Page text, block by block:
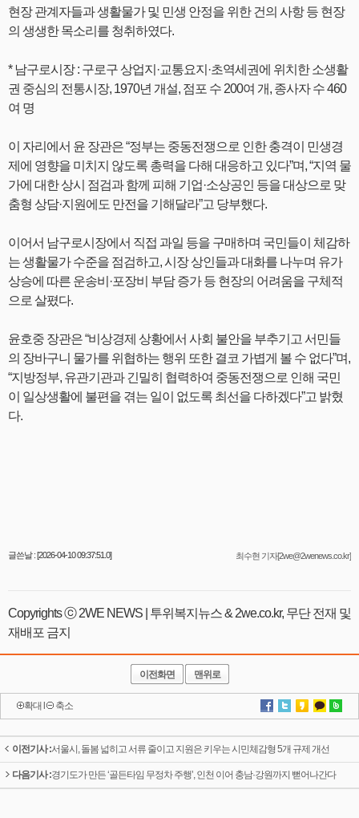
현장 관계자들과 생활물가 및 민생 안정을 위한 건의 사항 등 현장
의 생생한 목소리를 청취하였다.
* 남구로시장 : 구로구 상업지·교통요지·초역세권에 위치한 소생활
권 중심의 전통시장, 1970년 개설, 점포 수 200여 개, 종사자 수 460
여 명
이 자리에서 윤 장관은 “정부는 중동전쟁으로 인한 충격이 민생경
제에 영향을 미치지 않도록 총력을 다해 대응하고 있다”며, “지역 물
가에 대한 상시 점검과 함께 피해 기업·소상공인 등을 대상으로 맞
춤형 상담·지원에도 만전을 기해달라”고 당부했다.
이어서 남구로시장에서 직접 과일 등을 구매하며 국민들이 체감하
는 생활물가 수준을 점검하고, 시장 상인들과 대화를 나누며 유가
상승에 따른 운송비·포장비 부담 증가 등 현장의 어려움을 구체적
으로 살폈다.
윤호중 장관은 “비상경제 상황에서 사회 불안을 부추기고 서민들
의 장바구니 물가를 위협하는 행위 또한 결코 가볍게 볼 수 없다”며,
“지방정부, 유관기관과 긴밀히 협력하여 중동전쟁으로 인해 국민
이 일상생활에 불편을 겪는 일이 없도록 최선을 다하겠다”고 밝혔
다.
글쓴날 : [2026-04-10 09:37:51.0] 최수현 기자[2we@2wenews.co.kr]
Copyrights ⓒ 2WE NEWS | 투위복지뉴스 & 2we.co.kr, 무단 전재 및
재배포 금지
이전화면 맨위로
확대 축소
이전기사 :서울시, 돌봄 넓히고 서류 줄이고 지원은 키우는 시민체감형 5개 규제 개선
다음기사 :경기도가 만든 ‘골든타임 무정차 주행’, 인천 이어 충남·강원까지 뻗어나간다